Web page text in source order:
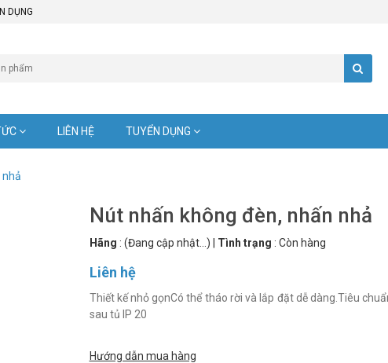
DỤNG
LIÊN HỆ TUYỂN DỤNG
nhả
Nút nhấn không đèn, nhấn nhả
Hãng : (Đang cập nhật...) Tình trạng : Còn hàng
Liên hệ
Thiết kế nhỏ gọnCó thể tháo rời và lắp đặt dễ dàng.Tiêu
sau tủ IP 20
Hướng dẫn mua hàng